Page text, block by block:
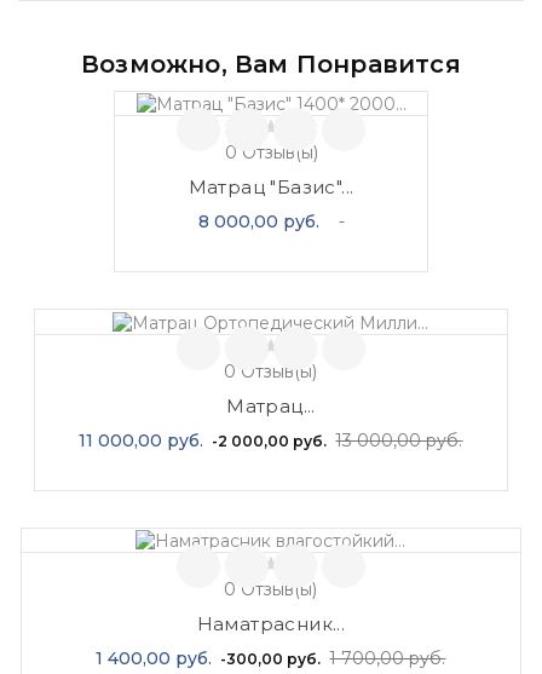
Возможно, Вам Понравится
0 Отзыв(ы)
Матрац "Базис"...
8 000,00 руб. Цена
0 Отзыв(ы)
Матрац...
11 000,00 руб. Базовая
-2 000,00 руб. 13 000,00 руб.Цена
0 Отзыв(ы)
Наматрасник...
1 400,00 руб. Базовая
-300,00 руб. 1 700,00 руб.Цена